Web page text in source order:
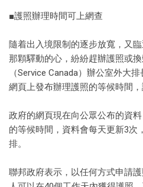
■護照辦理時間可上網查
隨着出入境限制的逐步放寬，又
那顆驛動的心，紛紛趕辦護照或
（Service Canada）辦公室外大
網頁上發布辦理護照的等候時間，
政府的網頁現在向公眾公布的資
的等候時間，資料會每天更新3次
排。
聯邦政府表示，以任何方式申請